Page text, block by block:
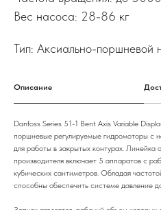
Вес насоса: 28-86 кг
Тип: Аксиально-поршневой
Описание
Danfoss Series 51-1 Bent Axis Variable
поршневые регулируемые гидромоторы с
для работы в закрытых контурах. Линейка
производителя включает 5 аппаратов с
кубических сантиметров. Обладая
способны обеспечить системе давление